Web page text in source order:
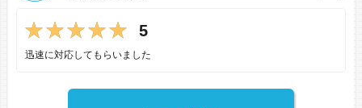
5
迅速に対応してもらいました